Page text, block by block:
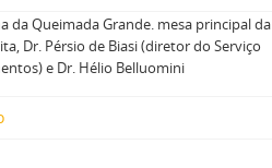
da Queimada Grande. mesa principal da
Dr. Pérsio de Biasi (diretor do Serviço
e Dr. Hélio Belluomini